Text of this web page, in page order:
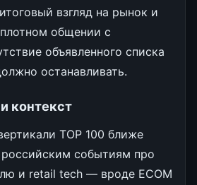
взгляд на рынок и
общении с
объявленного списка
останавливать.
контекст
TOP 100 ближе
событиям про
и retail tech — вроде ECOM